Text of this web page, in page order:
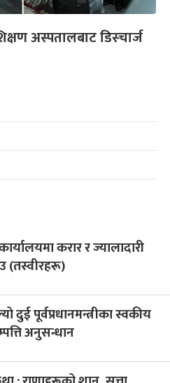
अस्पतालबाट डिस्चार्ज
करार र ज्यालादारी
(तस्वीरहरू)
दुई पूर्वप्रधानमन्त्रीका स्वकीय
अनुसन्धान